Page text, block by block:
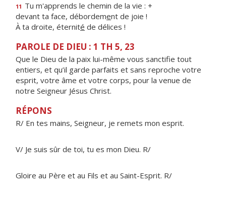
11 Tu m'apprends le chemin de la vie : +
devant ta face, débordement de joie !
À ta droite, éternité de délices !
PAROLE DE DIEU : 1 TH 5, 23
Que le Dieu de la paix lui-même vous sanctifie tout
entiers, et qu’il garde parfaits et sans reproche votre
esprit, votre âme et votre corps, pour la venue de
notre Seigneur Jésus Christ.
RÉPONS
R/ En tes mains, Seigneur, je remets mon esprit.
V/ Je suis sûr de toi, tu es mon Dieu. R/
Gloire au Père et au Fils et au Saint-Esprit. R/